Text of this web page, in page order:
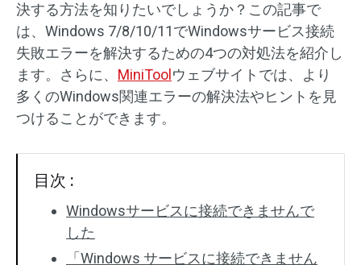
決する方法を知りたいでしょうか？この記事で
は、Windows 7/8/10/11でWindowsサービス接続
失敗エラーを解決するための4つの対処法を紹介し
ます。さらに、 MiniTool ウェブサイトでは、より
多くのWindows関連エラーの解決法やヒントを見
つけることができます。
目次 :
Windowsサービスに接続できませんで
した
「Windows サービスに接続できません